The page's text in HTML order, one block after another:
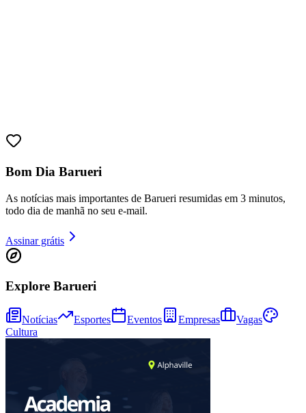
Bom Dia Barueri
As notícias mais importantes de Barueri resumidas em 3 minutos,
todo dia de manhã no seu e-mail.
Assinar grátis
Explore Barueri
Notícias Esportes Eventos Empresas
Vagas
Cultura